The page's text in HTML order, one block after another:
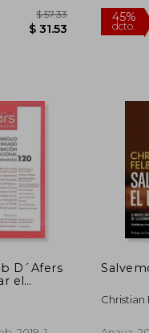
D´Afers
el
el
Christian